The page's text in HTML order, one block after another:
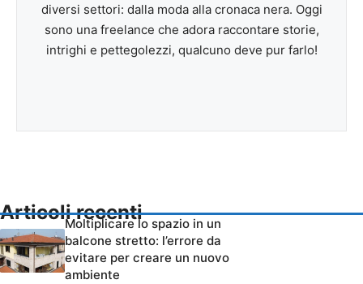
diversi settori: dalla moda alla cronaca nera. Oggi
sono una freelance che adora raccontare storie,
intrighi e pettegolezzi, qualcuno deve pur farlo!
Articoli recenti
Moltiplicare lo spazio in un
balcone stretto: l’errore da
evitare per creare un nuovo
ambiente